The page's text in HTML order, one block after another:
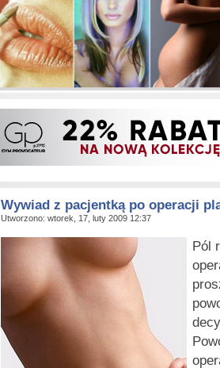
Wywiad z pacjentką po operacji
Utworzono: wtorek, 17, luty 2009 12:37
Pól